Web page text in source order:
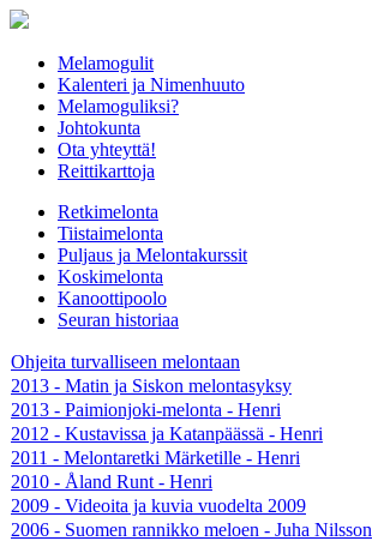
Melamogulit
Kalenteri ja Nimenhuuto
Melamoguliksi?
Johtokunta
Ota yhteyttä!
Reittikarttoja
Retkimelonta
Tiistaimelonta
Puljaus ja Melontakurssit
Koskimelonta
Kanoottipoolo
Seuran historiaa
Ohjeita turvalliseen melontaan
2013 - Matin ja Siskon melontasyksy
2013 - Paimionjoki-melonta - Henri
2012 - Kustavissa ja Katanpäässä - Henri
2011 - Melontaretki Märketille - Henri
2010 - Åland Runt - Henri
2009 - Videoita ja kuvia vuodelta 2009
2006 - Suomen rannikko meloen - Juha Nilsson